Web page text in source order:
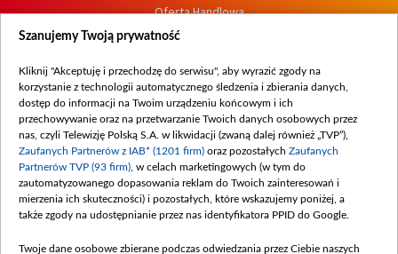
Oferta Handlowa
Dostępność
Procedura zgłoszeń wewnętrznych
Szanujemy Twoją prywatność
Kliknij "Akceptuję i przechodzę do serwisu", aby wyrazić zgody na
korzystanie z technologii automatycznego śledzenia i zbierania danych,
dostęp do informacji na Twoim urządzeniu końcowym i ich
przechowywanie oraz na przetwarzanie Twoich danych osobowych przez
nas, czyli Telewizję Polską S.A. w likwidacji (zwaną dalej również „TVP”),
Zaufanych Partnerów z IAB* (1201 firm) oraz pozostałych Zaufanych
Partnerów TVP (93 firm) , w celach marketingowych (w tym do
zautomatyzowanego dopasowania reklam do Twoich zainteresowań i
mierzenia ich skuteczności) i pozostałych, które wskazujemy poniżej, a
także zgody na udostępnianie przez nas identyfikatora PPID do Google.
Twoje dane osobowe zbierane podczas odwiedzania przez Ciebie naszych